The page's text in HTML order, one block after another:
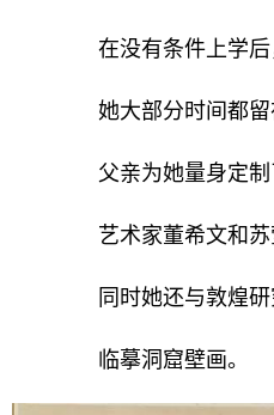
在没有条件上学后
她大部分时间都留
父亲为她量身定制
艺术家董希文和苏
同时她还与敦煌研
临摹洞窟壁画。